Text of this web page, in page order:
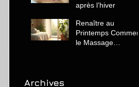
après l’hiver
Renaître au
Printemps Comment
le Massage
Archives